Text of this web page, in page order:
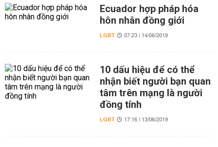
Ecuador hợp pháp hóa
hôn nhân đồng giới
LGBT 07:23 | 14/06/2019
10 dấu hiệu để có thể
nhận biết người bạn quan
tâm trên mạng là người
đồng tính
LGBT 17:16 | 13/06/2019